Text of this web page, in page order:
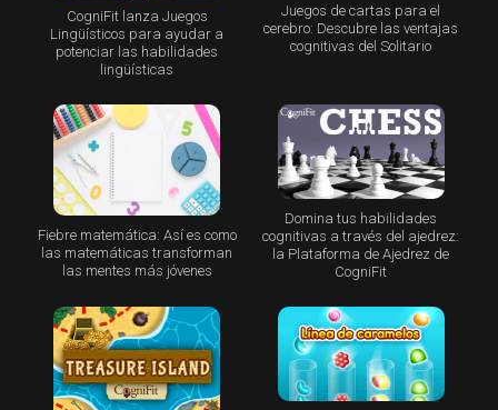
CogniFit lanza Juegos
Lingüísticos para ayudar a
potenciar las habilidades
lingüísticas
Juegos de cartas para el
cerebro: Descubre las ventajas
cognitivas del Solitario
Fiebre matemática: Así es como
las matemáticas transforman
las mentes más jóvenes
Domina tus habilidades
cognitivas a través del ajedrez:
la Plataforma de Ajedrez de
CogniFit